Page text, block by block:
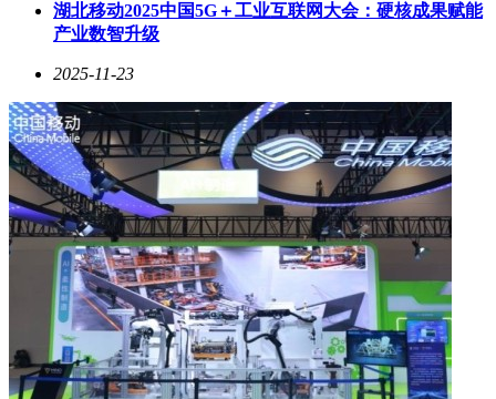
湖北移动2025中国5G＋工业互联网大会：硬核成果赋能
产业数智升级
2025-11-23